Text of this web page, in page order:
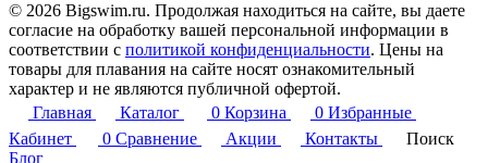
© 2026 Bigswim.ru. Продолжая находиться на сайте, вы даете
согласие на обработку вашей персональной информации в
соответствии с политикой конфиденциальности. Цены на
товары для плавания на сайте носят ознакомительный
характер и не являются публичной офертой.
Главная
Каталог 0 Корзина 0 Избранные
Кабинет
0 Сравнение Акции Контакты
Поиск
Блог